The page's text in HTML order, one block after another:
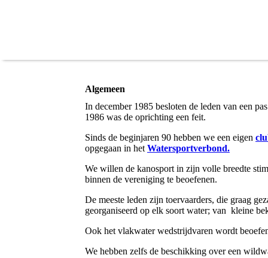
Algemeen
In december 1985 besloten de leden van een
1986 was de oprichting een feit.
Sinds de beginjaren 90 hebben we een eigen
opgegaan in het Watersportverbond.
We willen de kanosport in zijn volle breedte
binnen de vereniging te beoefenen.
De meeste leden zijn toervaarders, die graag
georganiseerd op elk soort water; van kleine
Ook het vlakwater wedstrijdvaren wordt
We hebben zelfs de beschikking over een